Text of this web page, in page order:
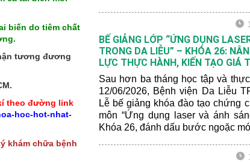
biến do tiêm chất
tương đương
theo đường link
hoc-hot-nhat-
khám chữa bệnh
liễu đến từ nhiều tỉnh, thành trên
BẾ GIẢNG LỚP “ỨNG DỤNG
TRONG DA LIỄU” – KHÓA 26:
LỰC THỰC HÀNH, KIẾN TẠO GIÁ
Sau hơn ba tháng học tập và
12/06/2026, Bệnh viện Da Liễu
Lễ bế giảng khóa đào tạo chứng
môn “Ứng dụng laser và ánh
Khóa 26, đánh dấu bước ngoặc